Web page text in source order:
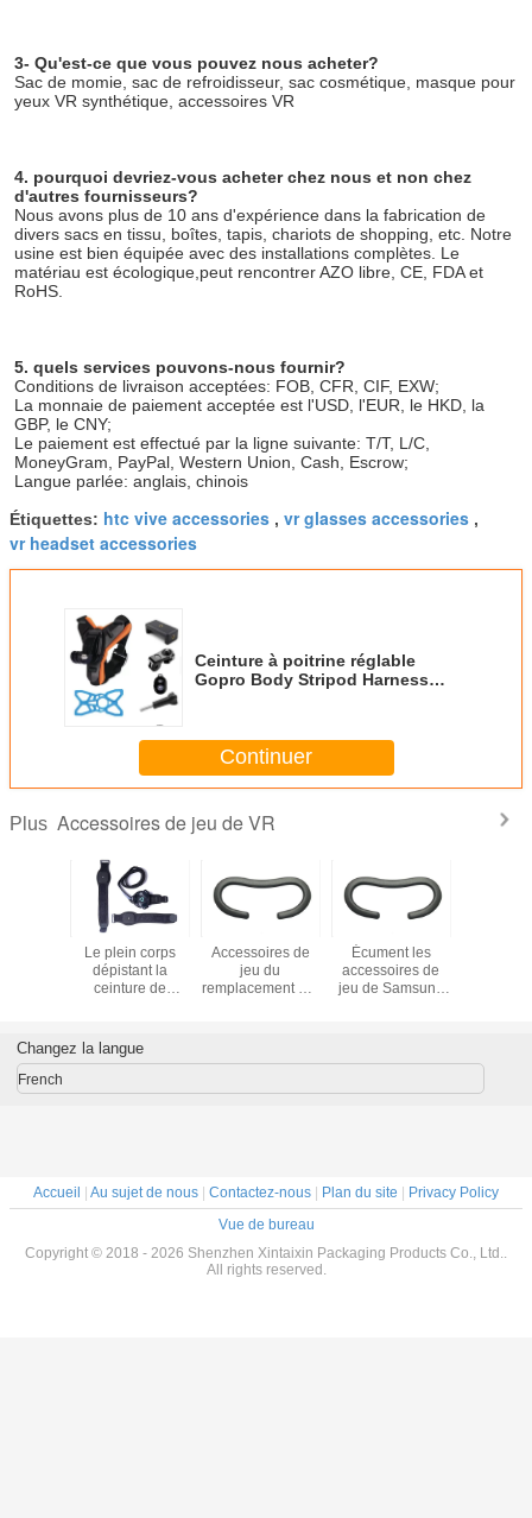
3- Qu'est-ce que vous pouvez nous acheter?
Sac de momie, sac de refroidisseur, sac cosmétique, masque pour
yeux VR synthétique, accessoires VR
4. pourquoi devriez-vous acheter chez nous et non chez
d'autres fournisseurs?
Nous avons plus de 10 ans d'expérience dans la fabrication de
divers sacs en tissu, boîtes, tapis, chariots de shopping, etc. Notre
usine est bien équipée avec des installations complètes. Le
matériau est écologique,peut rencontrer AZO libre, CE, FDA et
RoHS.
5. quels services pouvons-nous fournir?
Conditions de livraison acceptées: FOB, CFR, CIF, EXW;
La monnaie de paiement acceptée est l'USD, l'EUR, le HKD, la
GBP, le CNY;
Le paiement est effectué par la ligne suivante: T/T, L/C,
MoneyGram, PayPal, Western Union, Cash, Escrow;
Langue parlée: anglais, chinois
Étiquettes: htc vive accessories , vr glasses accessories ,
vr headset accessories
Ceinture à poitrine réglable
Gopro Body Stripod Harness
Continuer
Plus Accessoires de jeu de VR
Type des
accessoires HTC
Vive de jeu de la
silicone pour le
contrôleur de
Coussin en cuir
de visage de la
mousse VR de
Vr
Mousse de
casque des
accessoires 6mm
des
Changez la langue
French
Accueil Au sujet de nous Contactez-nous Plan du site
Privacy Policy
Vue de bureau
Copyright © 2018 - 2026 Shenzhen Xintaixin Packaging Products Co., Ltd..
All rights reserved.